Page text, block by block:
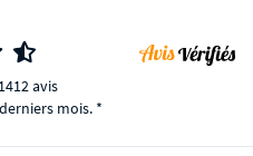
avis
mois. *